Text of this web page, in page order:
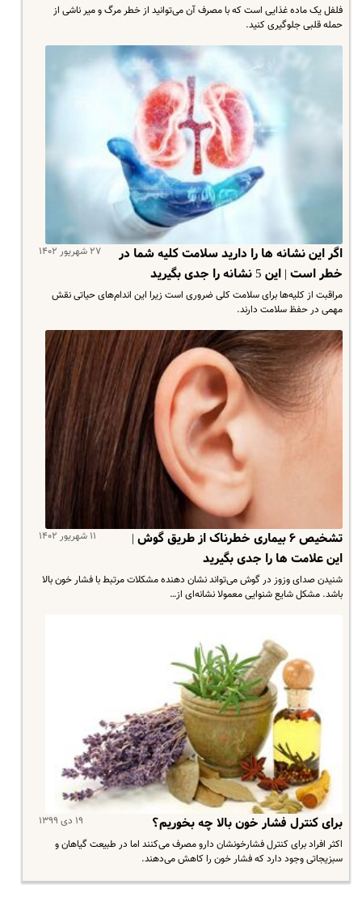
فلفل یک ماده غذایی است که با مصرف آن می‌توانید از خطر مرگ و میر ناشی از
حمله قلبی جلوگیری کنید.
۲۷ شهریور ۱۴۰۲
اگر این نشانه ها را دارید سلامت کلیه شما در
خطر است | این 5 نشانه را جدی بگیرید
مراقبت از کلیه‌ها برای سلامت کلی ضروری است زیرا این اندام‌های حیاتی نقش
مهمی در حفظ سلامت دارند.
۱۱ شهریور ۱۴۰۲
تشخیص ۶ بیماری خطرناک از طریق گوش‌ |
این علامت ها را جدی بگیرید
شنیدن صدای وزوز در گوش می‌تواند نشان دهنده مشکلات مرتبط با فشار خون بالا
باشد. مشکل شایع شنوایی معمولا نشانه‌ای از…
۱۹ دی ۱۳۹۹ برای کنترل فشار خون بالا چه بخوریم؟
اکثر افراد برای کنترل فشارخونشان دارو مصرف می‌کنند اما در طبیعت گیاهان و
سبزیجاتی وجود دارد که فشار خون را کاهش می‌دهند.